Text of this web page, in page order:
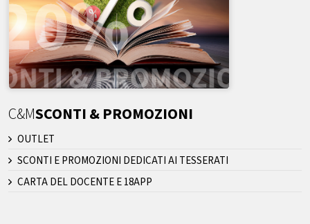
C&MSCONTI & PROMOZIONI
OUTLET
SCONTI E PROMOZIONI DEDICATI AI TESSERATI
CARTA DEL DOCENTE E 18APP